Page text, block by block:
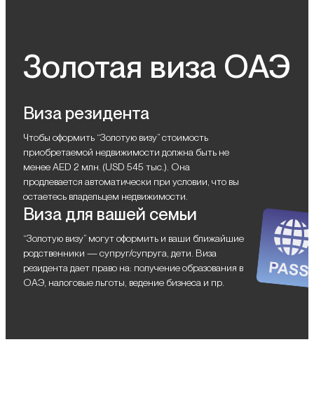
Золотая виза ОАЭ
Виза резидента
Чтобы оформить “Золотую визу” стоимость
приобретаемой недвижимости должна быть не
менее AED 2 млн. (USD 545 тыс.). Она
продлевается автоматически при условии, что вы
остаетесь владельцем недвижимости.
Виза для вашей семьи
“Золотую визу” могут оформить и ваши ближайшие
родственники — супруг/супруга, дети. Виза
резидента дает право на: получение образования в
ОАЭ, налоговые льготы, ведение бизнеса и пр.